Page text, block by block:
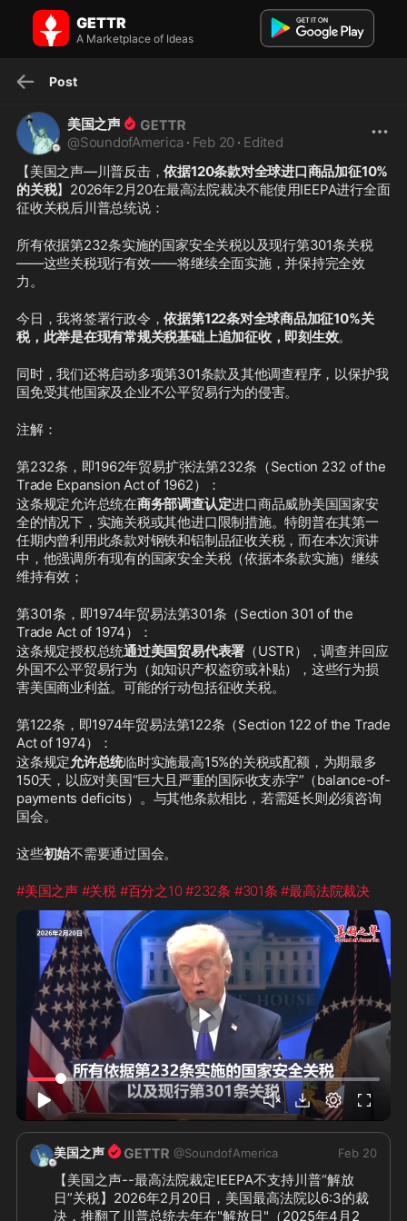
美国之声 on GETTR: 【美国之声—川普反击，依据120条款对全球进口
商品加征10%的关税】2026年2月20在最高法院裁决...
【美国之声—川普反击，依据120条款对全球进口商品加征10%的关税】
统说： 所有依据第232条实施的国家安全关税以及现行第3...
GETTR
A Marketplace of Ideas
Post
美国之声
@SoundofAmerica · Feb 20 · Edited
【美国之声—川普反击，依据120条款对全球进口商品加征10%
的关税】2026年2月20在最高法院裁决不能使用IEEPA进行全面
征收关税后川普总统说：
所有依据第232条实施的国家安全关税以及现行第301条关税
——这些关税现行有效——将继续全面实施，并保持完全效
力。
今日，我将签署行政令，依据第122条对全球商品加征10%关
税，此举是在现有常规关税基础上追加征收，即刻生效。
同时，我们还将启动多项第301条款及其他调查程序，以保护我
国免受其他国家及企业不公平贸易行为的侵害。
注解：
第232条，即1962年贸易扩张法第232条（Section 232 of the
Trade Expansion Act of 1962）：
这条规定允许总统在商务部调查认定进口商品威胁美国国家安
全的情况下，实施关税或其他进口限制措施。特朗普在其第一
任期内曾利用此条款对钢铁和铝制品征收关税，而在本次演讲
中，他强调所有现有的国家安全关税（依据本条款实施）继续
维持有效；
第301条，即1974年贸易法第301条（Section 301 of the
Trade Act of 1974）：
这条规定授权总统通过美国贸易代表署 （USTR），调查并回应
外国不公平贸易行为（如知识产权盗窃或补贴），这些行为损
害美国商业利益。可能的行动包括征收关税。
第122条，即1974年贸易法第122条（Section 122 of the Trade
Act of 1974）：
这条规定允许总统临时实施最高15%的关税或配额，为期最多
150天，以应对美国“巨大且严重的国际收支赤字”（balance-of-
payments deficits）。与其他条款相比，若需延长则必须咨询
国会。
这些初始不需要通过国会。
#美国之声 #关税 #百分之10#232条 #301条 #最高法院裁决
0:52
美国之声 @SoundofAmerica Feb 20
【美国之声--最高法院裁定IEEPA不支持川普“解放
日”关税】2026年2月20日，美国最高法院以6:3的裁
决，推翻了川普总统去年在"解放日"（2025年4月2